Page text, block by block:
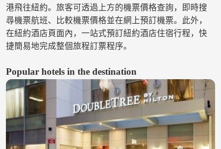
港飛往紐約。旅客可透過上方的機票價格查詢，即時搜
尋機票航班、比較機票價格並在網上預訂機票。此外，
在紐約酒店頁面內，一站式預訂紐約酒店住宿行程，快
捷簡易地完成整個旅程訂票程序。
Popular hotels in the destination